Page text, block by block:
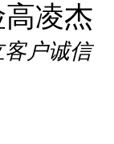
凌杰
户诚信